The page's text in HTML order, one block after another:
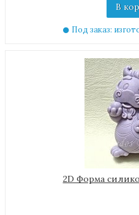
В
Под заказ:
2D Форма